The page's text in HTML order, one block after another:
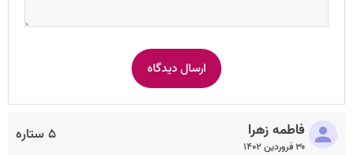
۵ ستاره فاطمه زهرا
۳۰ فروردین ۱۴۰۲